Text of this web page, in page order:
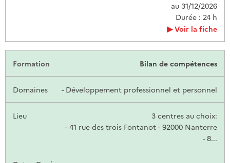
au 31/12/2026
Durée : 24 h
Voir la fiche
Bilan de compétences
- Développement professionnel et personnel
3 centres au choix:
- 41 rue des trois Fontanot - 92000 Nanterre
- 8...